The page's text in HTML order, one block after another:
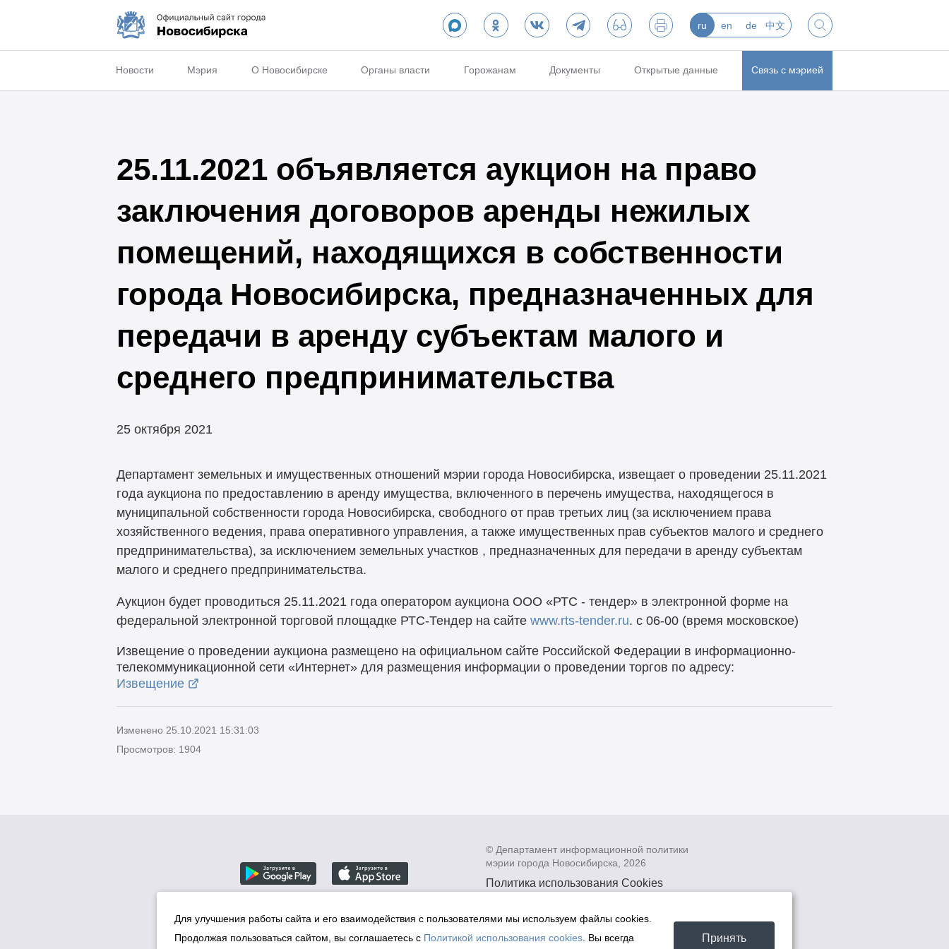
ru en de 中文
Новости Мэрия О Новосибирске Органы власти Горожанам Документы Открытые данные Связь с мэрией
25.11.2021 объявляется аукцион на право
заключения договоров аренды нежилых
помещений, находящихся в собственности
города Новосибирска, предназначенных для
передачи в аренду субъектам малого и
среднего предпринимательства
25 октября 2021
Департамент земельных и имущественных отношений мэрии города Новосибирска, извещает о проведении 25.11.2021
года аукциона по предоставлению в аренду имущества, включенного в перечень имущества, находящегося в
муниципальной собственности города Новосибирска, свободного от прав третьих лиц (за исключением права
хозяйственного ведения, права оперативного управления, а также имущественных прав субъектов малого и среднего
предпринимательства), за исключением земельных участков , предназначенных для передачи в аренду субъектам
малого и среднего предпринимательства.
Аукцион будет проводиться 25.11.2021 года оператором аукциона ООО «РТС - тендер» в электронной форме на
федеральной электронной торговой площадке РТС-Тендер на сайте www.rts-tender.ru. с 06-00 (время московское)
Извещение о проведении аукциона размещено на официальном сайте Российской Федерации в информационно-
телекоммуникационной сети «Интернет» для размещения информации о проведении торгов по адресу:
Извещение
Изменено 25.10.2021 15:31:03
Просмотров: 1904
© Департамент информационной политики
мэрии города Новосибирска, 2026
Политика использования Cookies
данных в информационных системах
мэрии города Новосибирска
Для улучшения работы сайта и его взаимодействия с пользователями мы используем файлы cookies.
Продолжая пользоваться сайтом, вы соглашаетесь с Политикой использования cookies . Вы всегда Принять